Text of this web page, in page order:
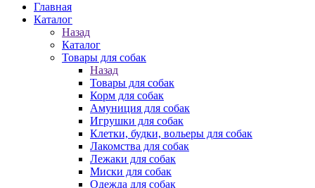
Главная
Каталог
Назад
Каталог
Товары для собак
Назад
Товары для собак
Корм для собак
Амуниция для собак
Игрушки для собак
Клетки, будки, вольеры для собак
Лакомства для собак
Лежаки для собак
Миски для собак
Одежда для собак